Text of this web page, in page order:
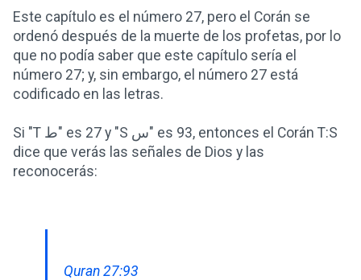
Este capítulo es el número 27, pero el Corán se
ordenó después de la muerte de los profetas, por lo
que no podía saber que este capítulo sería el
número 27; y, sin embargo, el número 27 está
codificado en las letras.
Si "T ط" es 27 y "S س" es 93, entonces el Corán T:S
dice que verás las señales de Dios y las
reconocerás:
Quran 27:93